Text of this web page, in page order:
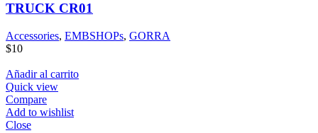
TRUCK CR01
Accessories, EMBSHOPs, GORRA
$10
Añadir al carrito
Quick view
Compare
Add to wishlist
Close